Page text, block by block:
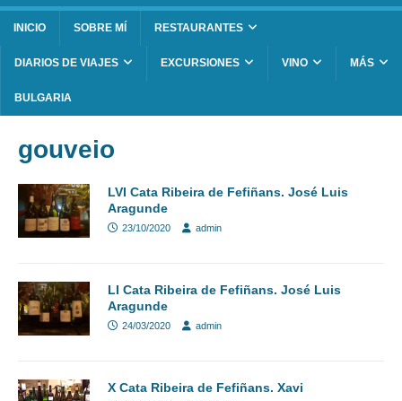
INICIO SOBRE MÍ RESTAURANTES
DIARIOS DE VIAJES EXCURSIONES VINO MÁS
BULGARIA
gouveio
LVI Cata Ribeira de Fefiñans. José Luis
Aragunde
23/10/2020 admin
LI Cata Ribeira de Fefiñans. José Luis
Aragunde
24/03/2020 admin
X Cata Ribeira de Fefiñans. Xavi